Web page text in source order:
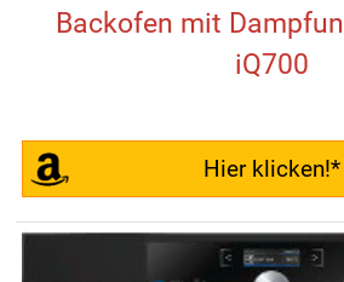
Backofen mit
iQ700
Hier klicken!*